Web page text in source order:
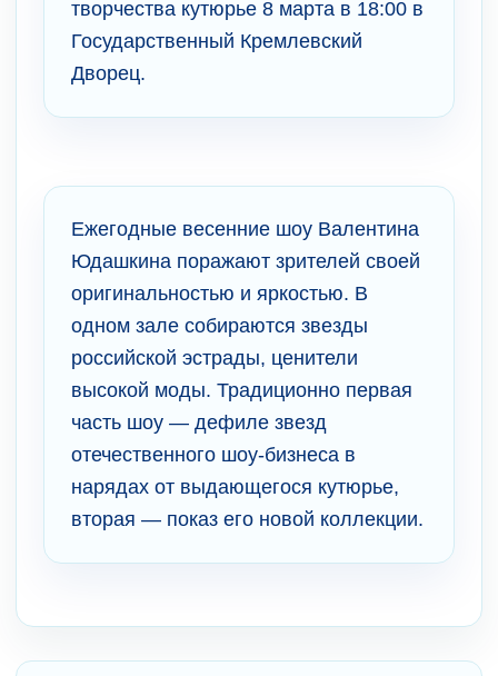
творчества кутюрье 8 марта в 18:00 в
Государственный Кремлевский
Дворец.
Ежегодные весенние шоу Валентина
Юдашкина поражают зрителей своей
оригинальностью и яркостью. В
одном зале собираются звезды
российской эстрады, ценители
высокой моды. Традиционно первая
часть шоу — дефиле звезд
отечественного шоу-бизнеса в
нарядах от выдающегося кутюрье,
вторая — показ его новой коллекции.